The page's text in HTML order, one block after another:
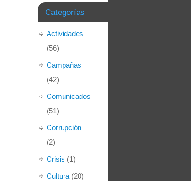
Categorías
Actividades
(56)
Campañas
(42)
Comunicados
(51)
Corrupción
(2)
Crisis (1)
Cultura (20)